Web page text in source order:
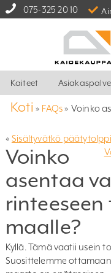
075-325 20 10
Kaiteet
Koti » FAQs» Voinko
« Sisältyvätkö
Voinko
asentaa
maalle?
Kyllä. Tämä vaatii usein
Suosittelemme